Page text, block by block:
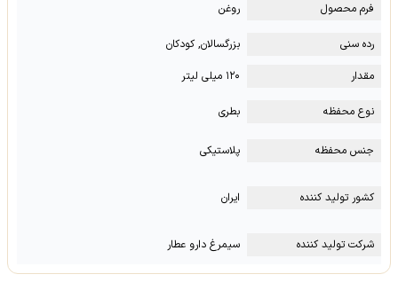
فرم محصول روغن
رده سنی
بزرگسالان, کودکان
مقدار
۱۲۰ میلی لیتر
نوع محفظه بطری
جنس محفظه پلاستیکی
کشور تولید کننده ایران
شرکت تولید کننده سیمرغ دارو عطار